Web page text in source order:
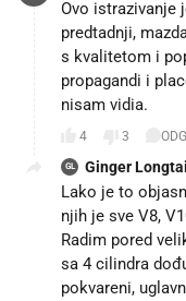
Ovo istrazivanje
predtadnji,
s kvalitetom i
propagandi i
nisam vidia.
4 3
GL Ginger
Lako je to
njih je sve V8,
Radim pored
sa 4 cilindra
pokvareni,